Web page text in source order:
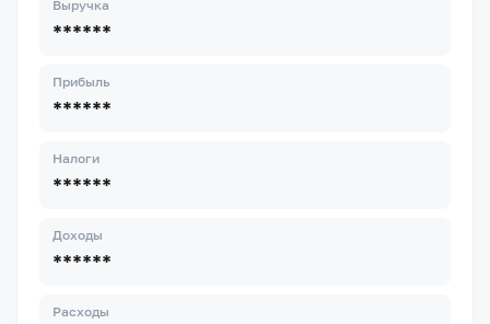
Выручка
******
Прибыль
******
Налоги
******
Доходы
******
Расходы